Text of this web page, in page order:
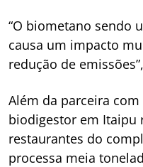
“O biometano sendo
causa um impacto
redução de
Além da parceira
biodigestor em Itaipu
restaurantes do
processa meia